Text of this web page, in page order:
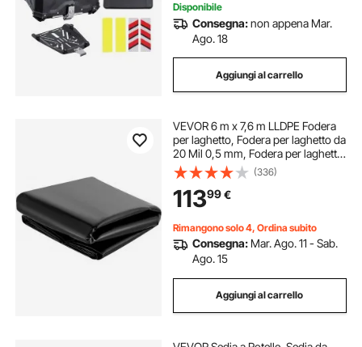
Disponibile
Consegna:non appena Mar.
Ago. 18
Aggiungi al carrello
VEVOR 6 m x 7,6 m LLDPE Fodera
per laghetto, Fodera per laghetto da
20 Mil 0,5 mm, Fodera per laghetto
per pesci impermeabile per
cascate, stagni, stagni per pesci
(336)
11399€
Rimangono solo 4, Ordina subito
Consegna: Mar. Ago. 11 - Sab.
Ago. 15
Aggiungi al carrello